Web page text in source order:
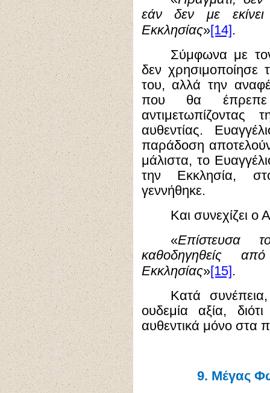
εάν δεν με
Εκκλησίας»[14].
Σύμφωνα με
δεν χρησιμοποίησε
του, αλλά την
που θα
αντιμετωπίζοντας
αυθεντίας.
παράδοση
μάλιστα, το
την Εκκλησία,
γεννήθηκε.
Και συνεχίζει ο
«Επίστευσα
καθοδηγηθείς
Εκκλησίας»[15].
Κατά
ουδεμία αξία,
αυθεντικά μόνο στα
9. Μέγας